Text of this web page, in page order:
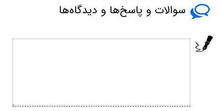
سوالات و پاسخ‌ها و دیدگاه‌ها